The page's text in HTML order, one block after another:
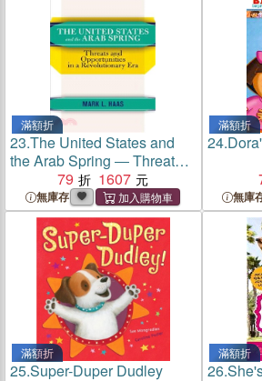
滿額折
23.The United States and
the Arab Spring ― Threats
and Opportunities in a
Revolutionary Era
79 1607
無庫存
滿額折
24.
無庫
滿額折
25.Super-Duper Dudley
滿額折
26.